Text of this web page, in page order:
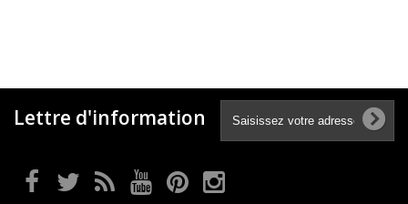
Lettre d'information